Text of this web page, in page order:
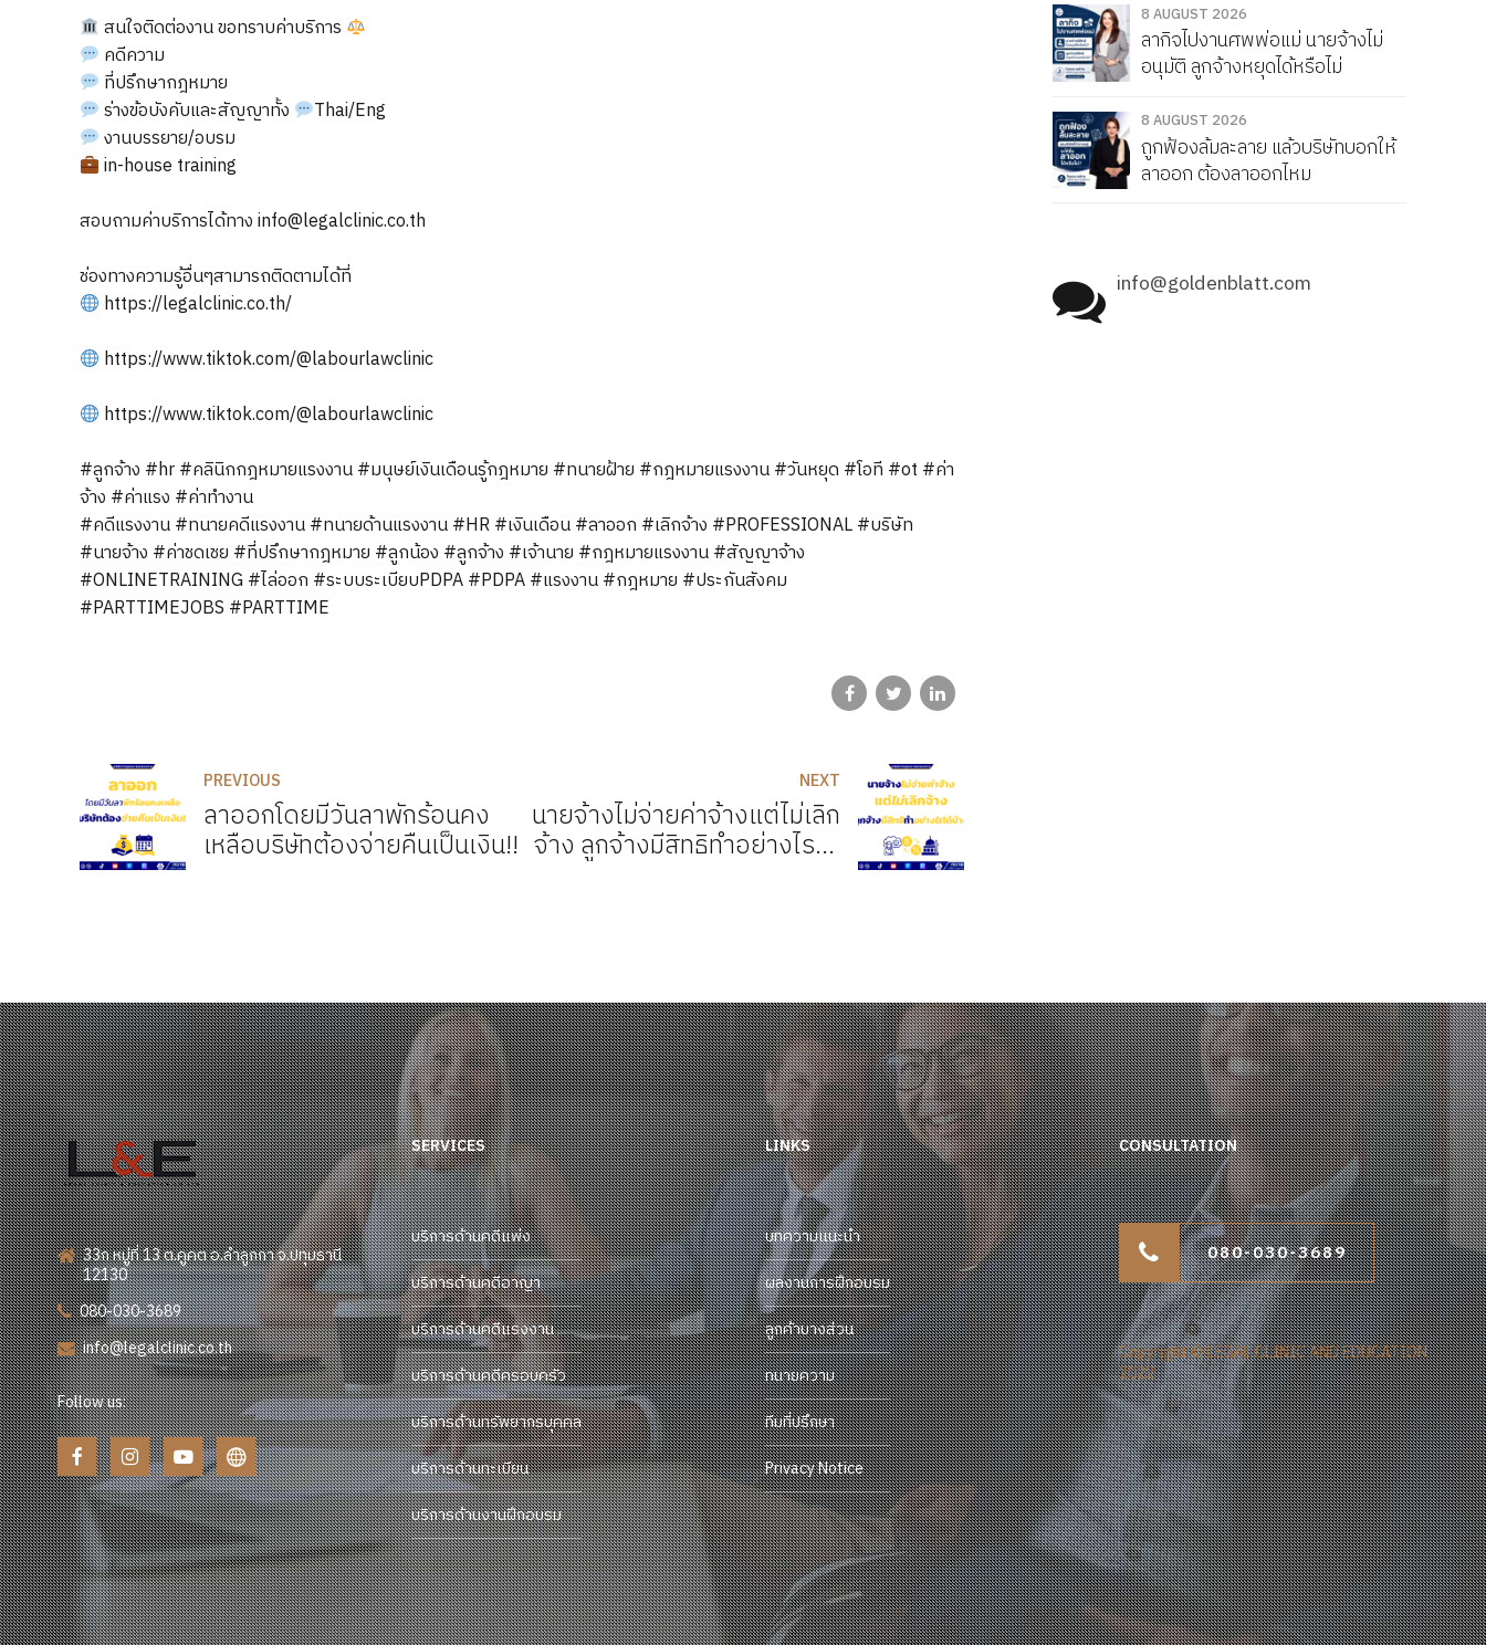
สนใจติดต่องาน ขอทราบค่าบริการ
คดีความ
ที่ปรึกษากฎหมาย
ร่างข้อบังคับและสัญญาทั้ง
Thai/Eng
งานบรรยาย/อบรม
in-house training
สอบถามค่าบริการได้ทาง info@legalclinic.co.th
ช่องทางความรู้อื่นๆสามารถติดตามได้ที่
https://legalclinic.co.th/
https://www.tiktok.com/@labourlawclinic
https://www.tiktok.com/@labourlawclinic
#ลูกจ้าง #hr#คลินิกกฎหมายแรงงาน#มนุษย์เงินเดือนรู้กฎหมาย #ทนายฝ้าย #กฎหมายแรงงาน#วันหยุด #โอที #ot #ค่า
จ้าง #ค่าแรง #ค่าทำงาน
#คดีแรงงาน#ทนายคดีแรงงาน#ทนายด้านแรงงาน#HR#เงินเดือน#ลาออก #เลิกจ้าง #PROFESSIONAL#บริษัท
#นายจ้าง #ค่าชดเชย #ที่ปรึกษากฎหมาย #ลูกน้อง #ลูกจ้าง #เจ้านาย #กฎหมายแรงงาน#สัญญาจ้าง
#ONLINETRAINING #ไล่ออก #ระบบระเบียบPDPA#PDPA#แรงงาน#กฎหมาย #ประกันสังคม
#PARTTIMEJOBS #PARTTIME
PREVIOUS
ลาออกโดยมีวันลาพักร้อนคง
เหลือบริษัทต้องจ่ายคืนเป็นเงิน!!
NEXT
นายจ้างไม่จ่ายค่าจ้างแต่ไม่เลิก
จ้าง ลูกจ้างมีสิทธิทำอย่างไรได้
8 AUGUST 2026
ลากิจไปงานศพพ่อแม่ นายจ้างไม่
อนุมัติ ลูกจ้างหยุดได้หรือไม่
8 AUGUST 2026
ถูกฟ้องล้มละลาย แล้วบริษัทบอกให้
ลาออก ต้องลาออกไหม
info@goldenblatt.com
33ก หมู่ที่ 13 ต.คูคต อ.ลำลูกกา จ.ปทุมธานี
12130
080-030-3689
info@legalclinic.co.th
Follow us:
SERVICES
บริการด้านคดีแพ่ง
บริการด้านคดีอาญา
บริการด้านคดีแรงงาน
บริการด้านคดีครอบครัว
บริการด้านทรัพยากรบุคคล
บริการด้านทะเบียน
บริการด้านงานฝึกอบรม
LINKS
บทความแนะนำ
ผลงานการฝึกอบรม
ลูกค้าบางส่วน
ทนายความ
ทีมที่ปรึกษา
Privacy Notice
CONSULTATION
080-030-3689
Copyright © LEGAL CLINIC AND EDUCATION
2022